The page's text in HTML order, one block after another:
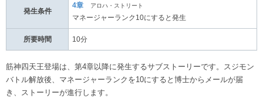
発生条件
4章 アロハ・ストリート
マネージャーランク10にすると発生
所要時間 10分
筋神四天王登場は、第4章以降に発生するサブストーリーです。スジモン
バトル解放後、マネージャーランクを10にすると博士からメールが届
き、ストーリーが進行します。